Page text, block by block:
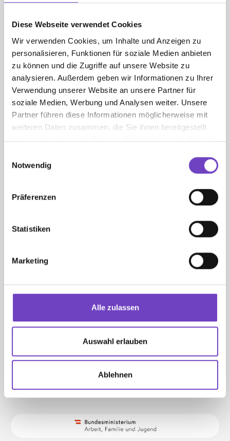
Diese Webseite verwendet Cookies
Wir verwenden Cookies, um Inhalte und Anzeigen zu
personalisieren, Funktionen für soziale Medien anbieten
zu können und die Zugriffe auf unsere Website zu
analysieren. Außerdem geben wir Informationen zu Ihrer
Verwendung unserer Website an unsere Partner für
soziale Medien, Werbung und Analysen weiter. Unsere
Partner führen diese Informationen möglicherweise mit
weiteren Daten zusammen, die Sie ihnen bereitgestellt
haben oder die sie im Rahmen Ihrer Nutzung der Dienste
Notwendig
Präferenzen
Statistiken
Marketing
Alle zulassen
Auswahl erlauben
Ablehnen
ZUR BESTEL­LUNG
Hier können Sie die Gesundheitsbücher bestellen &
mehr darüber
OSR Ulrike Hanka BEd MEd
Ulrike Hanka
3430 Tulln
MIT FREUNDLICHER UNTERSTÜTZUNG VON